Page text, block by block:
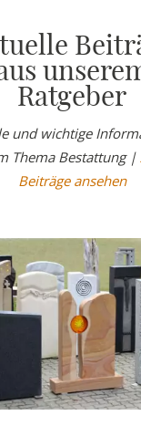
Ratgeber
und wichtige
Thema Bestattung |
Beiträge ansehen